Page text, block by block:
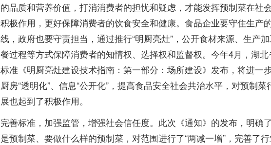
的品质和营养价值，打消消费者的担忧和疑虑，才能发挥预制菜在社
积极作用，更好保障消费者的饮食安全和健康。食品企业要守住生产
线，政府也要守责担当，通过推行“明厨亮灶”，公开食材来源、生产
餐过程等方式保障消费者的知情权、选择权和监督权。今年4月，湖
标准《明厨亮灶建设技术指南：第一部分：场所建设》发布，将进一
厨房“透明化”、信息“公开化”，提高食品安全社会共治水平，对预制菜
展也起到了积极作用。
完善标准，加强监管，增强社会信任度。此次《通知》的发布，明确
是预制菜、要做什么样的预制菜，对范围进行了“两减一增”，完善了